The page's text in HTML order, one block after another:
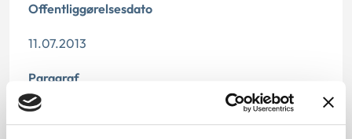
Offentliggørelsesdato
11.07.2013
Paragraf
§ 37 § 98 § 46 § 25 § 15 § 91